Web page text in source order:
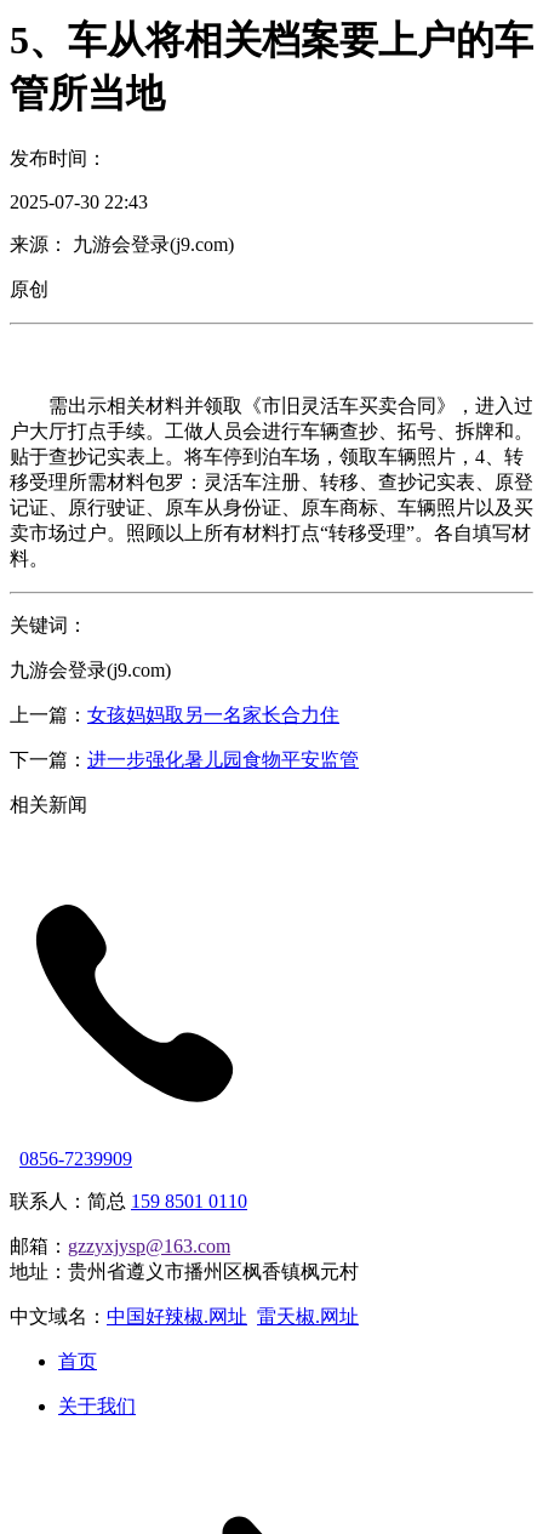
5、车从将相关档案要上户的车
管所当地
发布时间：
2025-07-30 22:43
来源： 九游会登录(j9.com)
原创
需出示相关材料并领取《市旧灵活车买卖合同》，进入过
户大厅打点手续。工做人员会进行车辆查抄、拓号、拆牌和。
贴于查抄记实表上。将车停到泊车场，领取车辆照片，4、转
移受理所需材料包罗：灵活车注册、转移、查抄记实表、原登
记证、原行驶证、原车从身份证、原车商标、车辆照片以及买
卖市场过户。照顾以上所有材料打点“转移受理”。各自填写材
料。
关键词：
九游会登录(j9.com)
上一篇： 女孩妈妈取另一名家长合力住
下一篇： 进一步强化暑儿园食物平安监管
相关新闻
0856-7239909
联系人：简总 159 8501 0110
邮箱： gzzyxjysp@163.com
地址：贵州省遵义市播州区枫香镇枫元村
中文域名： 中国好辣椒.网址 雷天椒.网址
首页
关于我们